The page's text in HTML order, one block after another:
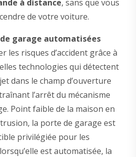
à distance, sans que vous
de votre voiture.
garage automatisées
les risques d’accident grâce à
technologies qui détectent
dans le champ d’ouverture
l’arrêt du mécanisme
Point faible de la maison en
la porte de garage est
privilégiée pour les
est automatisée, la